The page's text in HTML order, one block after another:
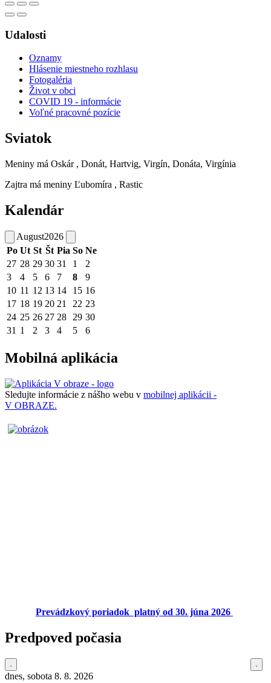
Udalosti
Oznamy
Hlásenie miestneho rozhlasu
Fotogaléria
Život v obci
COVID 19 - informácie
Voľné pracovné pozície
Sviatok
Meniny má Oskár , Donát, Hartvig, Virgín, Donáta, Virgínia
Zajtra má meniny Ľubomíra , Rastic
Kalendár
August2026
Po Ut St Št Pia So Ne
27 28 29 30 31 1
2
3
4 5 6 7 8
9
10 11 12 13 14 15 16
17 18 19 20 21 22 23
24 25 26 27 28 29 30
31 1 2 3 4 5 6
Mobilná aplikácia
Sledujte informácie z nášho webu v mobilnej aplikácii -
V OBRAZE.
Prevádzkový poriadok platný od 30. júna 2026
Predpoved počasia
dnes, sobota 8. 8. 2026